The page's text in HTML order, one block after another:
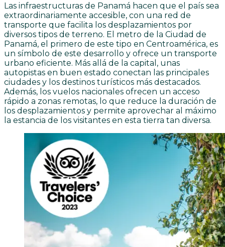
Las infraestructuras de Panamá hacen que el país sea
extraordinariamente accesible, con una red de
transporte que facilita los desplazamientos por
diversos tipos de terreno. El metro de la Ciudad de
Panamá, el primero de este tipo en Centroamérica, es
un símbolo de este desarrollo y ofrece un transporte
urbano eficiente. Más allá de la capital, unas
autopistas en buen estado conectan las principales
ciudades y los destinos turísticos más destacados.
Además, los vuelos nacionales ofrecen un acceso
rápido a zonas remotas, lo que reduce la duración de
los desplazamientos y permite aprovechar al máximo
la estancia de los visitantes en esta tierra tan diversa.